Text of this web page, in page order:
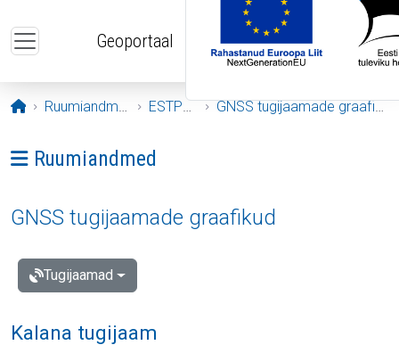
Geoportaal
Avaleht
Ruumiandmed ESTPOS GNSS tugijaamade graafikud
Ava menüü: Ruumiandmed
Ruumiandmed
GNSS tugijaamade graafikud
Tugijaamad
Kalana tugijaam